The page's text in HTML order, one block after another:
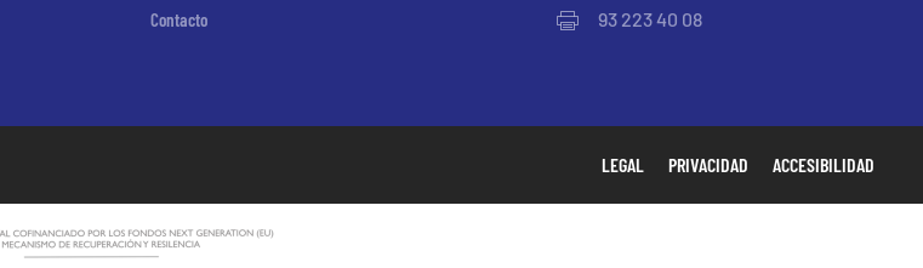
Contacto
93 223 40 08
LEGAL PRIVACIDAD ACCESIBILIDAD